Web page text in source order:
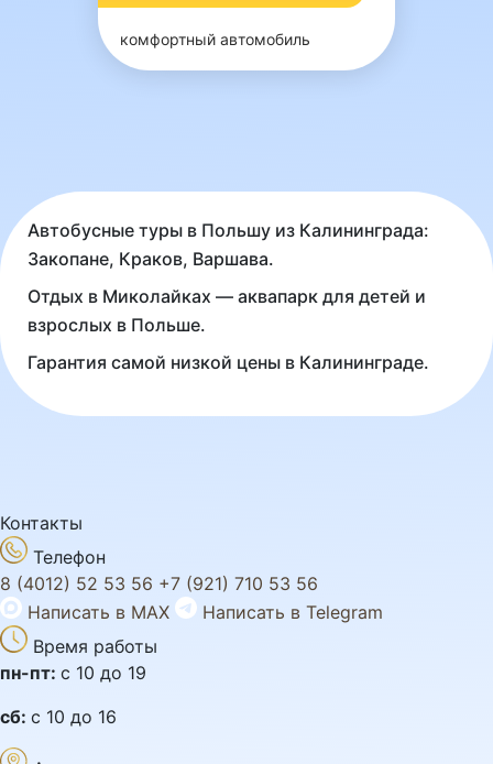
комфортный автомобиль
Автобусные туры в Польшу из Калининграда:
Закопане, Краков, Варшава.
Отдых в Миколайках — аквапарк для детей и
взрослых в Польше.
Гарантия самой низкой цены в Калининграде.
Контакты
Телефон
8 (4012) 52 53 56 +7 (921) 710 53 56
Написать в MAX
Написать в Telegram
Время работы
пн-пт: с 10 до 19
сб: с 10 до 16